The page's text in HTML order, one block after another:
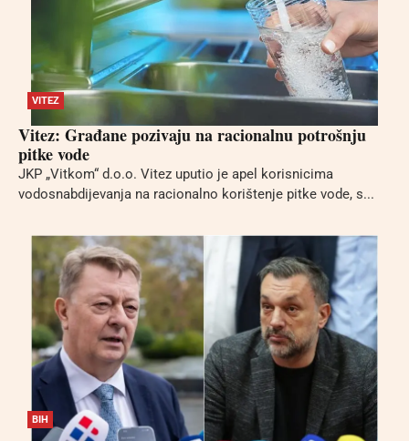
VITEZ
Vitez: Građane pozivaju na racionalnu potrošnju
pitke vode
JKP „Vitkom“ d.o.o. Vitez uputio je apel korisnicima
vodosnabdijevanja na racionalno korištenje pitke vode, s...
BIH